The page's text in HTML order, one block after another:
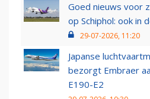
Goed nieuws voor
op Schiphol: ook in
29-07-2026, 11:20
Japanse
bezorgt Embraer
E190-E2